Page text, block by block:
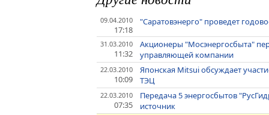
09.04.2010
17:18
"Саратовэнерго" проведет
31.03.2010
11:32
Акционеры "Мосэнергосбыта"
управляющей компании
22.03.2010
10:09
Японская Mitsui обсуждает
ТЭЦ
22.03.2010
07:35
Передача 5 энергосбытов
источник